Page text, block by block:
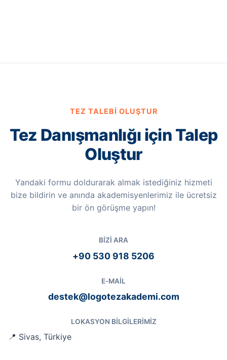
TEZ TALEBI OLUŞTUR
Tez Danışmanlığı için Talep
Oluştur
Yandaki formu doldurarak almak istediğiniz hizmeti
bize bildirin ve anında akademisyenlerimiz ile ücretsiz
bir ön görüşme yapın!
BIZI ARA
+90 530 918 5206
E-MAIL
destek@logotezakademi.com
LOKASYON BILGILERIMIZ
📍 Sivas, Türkiye